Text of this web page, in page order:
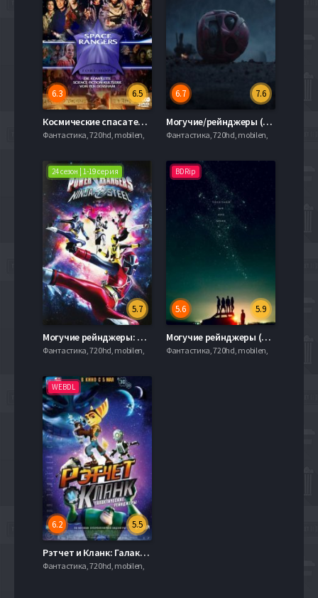
6.5
6.3
Космические спасатели (1993)
Фантастика, 720hd, mobilen,
7.6
6.7
Могучие/рейнджеры (2015)
Фантастика, 720hd, mobilen,
24 сезон | 1-19 серия
5.7
Могучие рейнджеры: Ниндзя Сталь (2017) 24 сезон
Фантастика, 720hd, mobilen,
BDRip
5.9
5.6
Могучие рейнджеры (2017)
Фантастика, 720hd, mobilen,
WEBDL
5.5
6.2
Рэтчет и Кланк: Галактические рейнджеры (2016)
Фантастика, 720hd, mobilen,